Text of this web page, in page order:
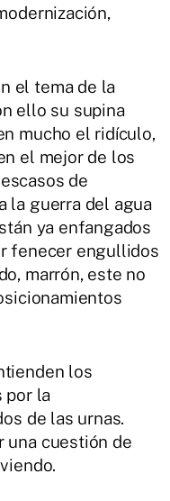
el tema de la
ello su supina
mucho el ridículo,
el mejor de los
de
la guerra del agua
ya enfangados
fenecer engullidos
marrón, este no
los
por la
de las urnas.
una cuestión de